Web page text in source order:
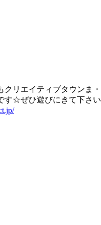
クリエイティブタウンま
す☆ぜひ遊びにきて下さ